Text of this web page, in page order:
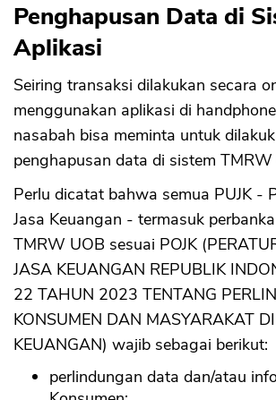
Penghapusan Data di
Aplikasi
Seiring transaksi dilakukan secara
menggunakan aplikasi di
nasabah bisa meminta untuk
penghapusan data di sistem TMRW
Perlu dicatat bahwa semua PUJK -
Jasa Keuangan - termasuk
TMRW UOB sesuai POJK
JASA KEUANGAN REPUBLIK
22 TAHUN 2023 TENTANG
KONSUMEN DAN MASYARAKAT
KEUANGAN) wajib sebagai berikut:
perlindungan data dan/atau